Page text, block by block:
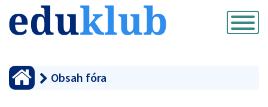
Přepnout
navigaci
Obsah fóra